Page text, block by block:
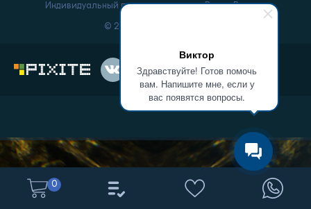
Виктор
Здравствуйте! Готов помочь
вам. Напишите мне, если у
вас появятся вопросы.
Индивидуальный предприниматель Ванин Виктор
© 2026 «Men'sGames».
0